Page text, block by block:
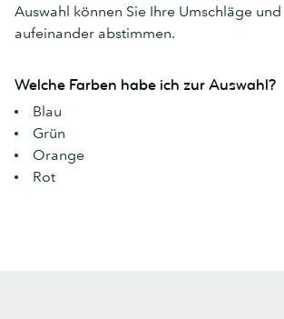
Auswahl können Sie Ihre Umschläge
aufeinander abstimmen.
Welche Farben habe ich zur Auswahl?
Blau
Grün
Orange
Rot